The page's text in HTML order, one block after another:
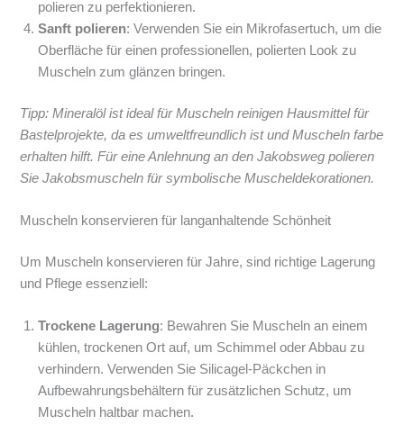
polieren zu perfektionieren.
Sanft polieren: Verwenden Sie ein Mikrofasertuch, um die
Oberfläche für einen professionellen, polierten Look zu
Muscheln zum glänzen bringen.
Tipp: Mineralöl ist ideal für Muscheln reinigen Hausmittel für
Bastelprojekte, da es umweltfreundlich ist und Muscheln farbe
erhalten hilft. Für eine Anlehnung an den Jakobsweg polieren
Sie Jakobsmuscheln für symbolische Muscheldekorationen.
Muscheln konservieren für langanhaltende Schönheit
Um Muscheln konservieren für Jahre, sind richtige Lagerung
und Pflege essenziell:
Trockene Lagerung: Bewahren Sie Muscheln an einem
kühlen, trockenen Ort auf, um Schimmel oder Abbau zu
verhindern. Verwenden Sie Silicagel-Päckchen in
Aufbewahrungsbehältern für zusätzlichen Schutz, um
Muscheln haltbar machen.